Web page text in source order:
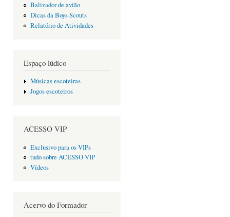
Balizador de avião
Dicas da Boys Scouts
Relatório de Atividades
Espaço lúdico
Músicas escoteiras
Jogos escoteiros
ACESSO VIP
Exclusivo para os VIPs
tudo sobre ACESSO VIP
Vídeos
Acervo do Formador